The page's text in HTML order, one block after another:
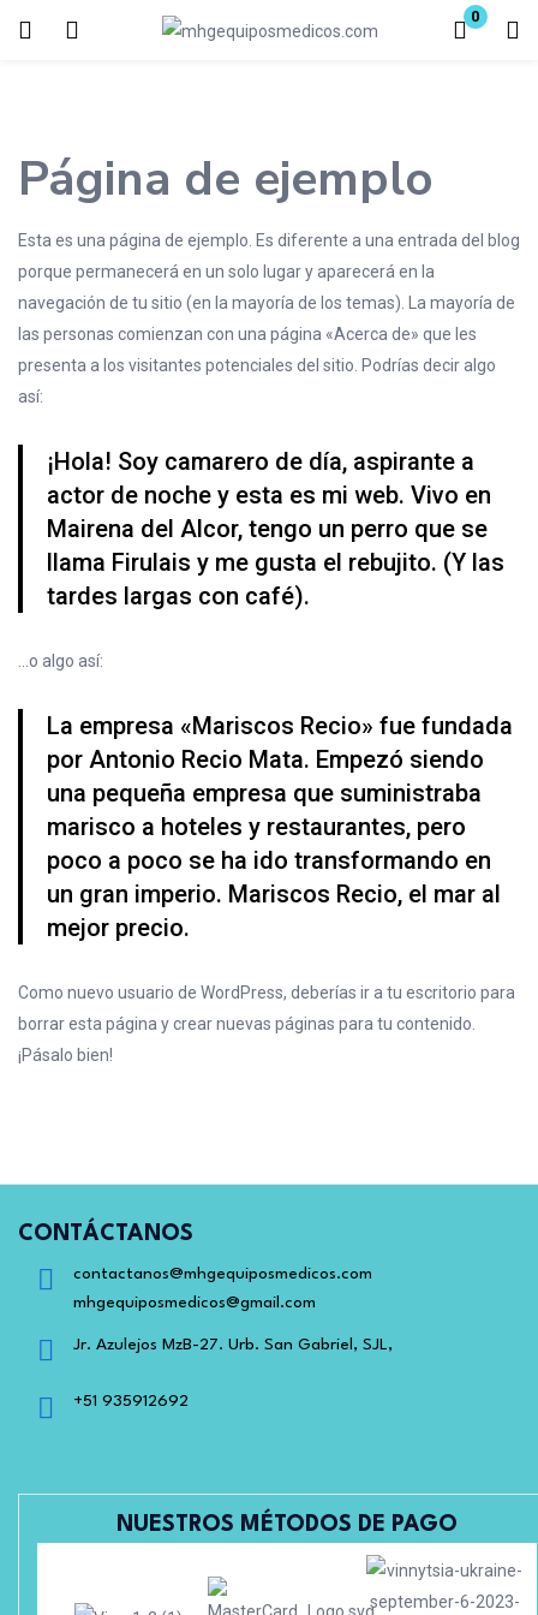
0
Inicio de sesión
O conectar con
Página de ejemplo
Esta es una página de ejemplo. Es diferente a una entrada del blog
porque permanecerá en un solo lugar y aparecerá en la
navegación de tu sitio (en la mayoría de los temas). La mayoría de
las personas comienzan con una página «Acerca de» que les
presenta a los visitantes potenciales del sitio. Podrías decir algo
así:
¡Hola! Soy camarero de día, aspirante a
actor de noche y esta es mi web. Vivo en
Mairena del Alcor, tengo un perro que se
llama Firulais y me gusta el rebujito. (Y las
tardes largas con café).
…o algo así:
La empresa «Mariscos Recio» fue fundada
por Antonio Recio Mata. Empezó siendo
una pequeña empresa que suministraba
marisco a hoteles y restaurantes, pero
poco a poco se ha ido transformando en
un gran imperio. Mariscos Recio, el mar al
mejor precio.
Como nuevo usuario de WordPress, deberías ir a tu escritorio para
borrar esta página y crear nuevas páginas para tu contenido.
¡Pásalo bien!
CONTÁCTANOS
contactanos@mhgequiposmedicos.com
mhgequiposmedicos@gmail.com
Jr. Azulejos MzB-27. Urb. San Gabriel, SJL,
+51 935912692
NUESTROS MÉTODOS DE PAGO